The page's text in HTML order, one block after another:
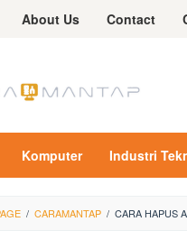
About Us Contact
Komputer Industri
/ CARAMANTAP / CARA HAPUS